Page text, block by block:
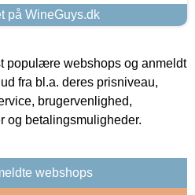
på WineGuys.dk
populære webshops og anmeldt
fra bl.a. deres prisniveau,
brugervenlighed,
og betalingsmuligheder.
webshops